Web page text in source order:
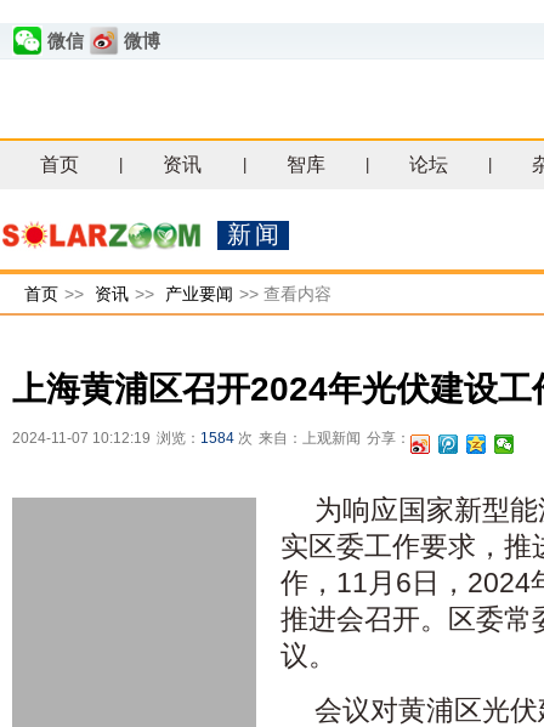
微信 微博
首页 资讯 智库 论坛
新闻
首页 >> 资讯 >> 产业要闻 >> 查看内容
上海黄浦区召开2024年光伏建设工
2024-11-07 10:12:19 浏览： 1584 次 来自：上观新闻 分享：
为响应国家新型
实区委工作要求，推
作，11月6日，2024
推进会召开。区委常
议。
会议对黄浦区光